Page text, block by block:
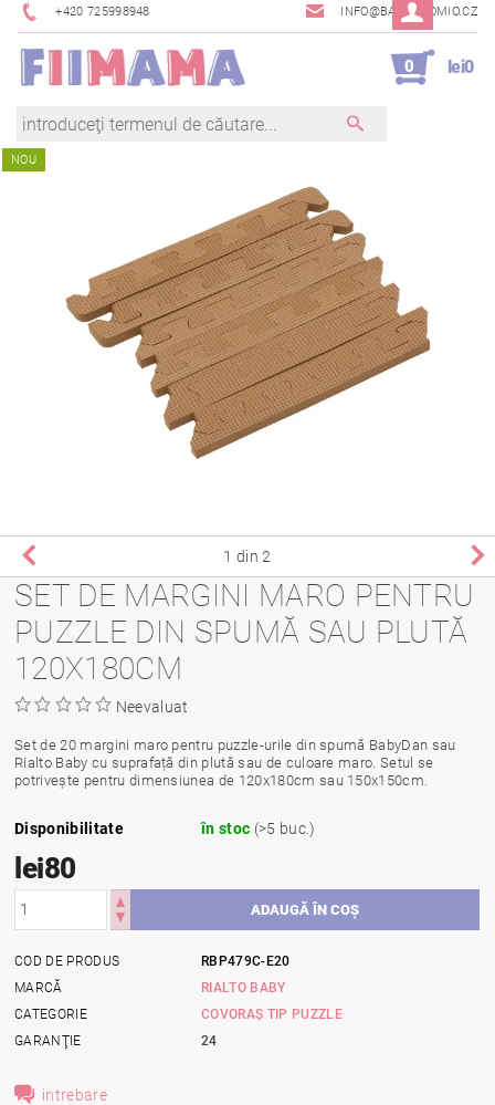
+420 725998948 INFO@BAMBINOMIO.CZ
0 lei0
NOU
1 din 2
SET DE MARGINI MARO PENTRU
PUZZLE DIN SPUMĂ SAU PLUTĂ
120X180CM
Neevaluat
Set de 20 margini maro pentru puzzle-urile din spumă BabyDan sau
Rialto Baby cu suprafață din plută sau de culoare maro. Setul se
potrivește pentru dimensiunea de 120x180cm sau 150x150cm.
Disponibilitate în stoc (>5 buc.)
lei80
COD DE PRODUS
RBP479C-E20
MARCĂ
RIALTO BABY
CATEGORIE
COVORAȘ TIP PUZZLE
GARANŢIE
24
intrebare